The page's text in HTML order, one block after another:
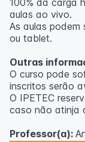
aulas ao vivo.
As aulas podem
ou tablet.
Outras
O curso pode
inscritos serão
O IPETEC
caso não atinja
Professor(a):